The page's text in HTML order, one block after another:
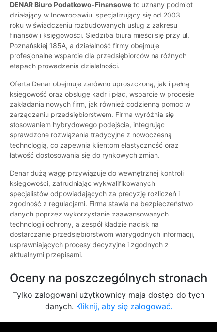
DENAR Biuro Podatkowo-Finansowe to uznany podmiot
działający w Inowrocławiu, specjalizujący się od 2003
roku w świadczeniu rozbudowanych usług z zakresu
finansów i księgowości. Siedziba biura mieści się przy ul.
Poznańskiej 185A, a działalność firmy obejmuje
profesjonalne wsparcie dla przedsiębiorców na różnych
etapach prowadzenia działalności.
Oferta Denar obejmuje zarówno uproszczoną, jak i pełną
księgowość oraz obsługę kadr i płac, wsparcie w procesie
zakładania nowych firm, jak również codzienną pomoc w
zarządzaniu przedsiębiorstwem. Firma wyróżnia się
stosowaniem hybrydowego podejścia, integrując
sprawdzone rozwiązania tradycyjne z nowoczesną
technologią, co zapewnia klientom elastyczność oraz
łatwość dostosowania się do rynkowych zmian.
Denar dużą wagę przywiązuje do wewnętrznej kontroli
księgowości, zatrudniając wykwalifikowanych
specjalistów odpowiadających za precyzję rozliczeń i
zgodność z regulacjami. Firma stawia na bezpieczeństwo
danych poprzez wykorzystanie zaawansowanych
technologii ochrony, a zespół kładzie nacisk na
dostarczanie przedsiębiorstwom wiarygodnych informacji,
usprawniających procesy decyzyjne i zgodnych z
aktualnymi przepisami.
Oceny na poszczególnych stronach
Tylko zalogowani użytkownicy maja dostęp do tych
danych. Kliknij, aby się zalogować.